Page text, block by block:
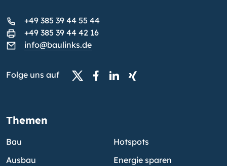
+49 385 39 44 55 44
+49 385 39 44 42 16
info@baulinks.de
Folge uns auf
Themen
Bau
Ausbau
Hotspots
Energie sparen